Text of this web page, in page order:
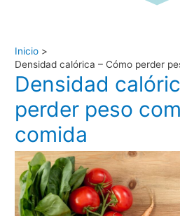
Inicio
Densidad calórica – Cómo perder
Densidad
perder peso
comida